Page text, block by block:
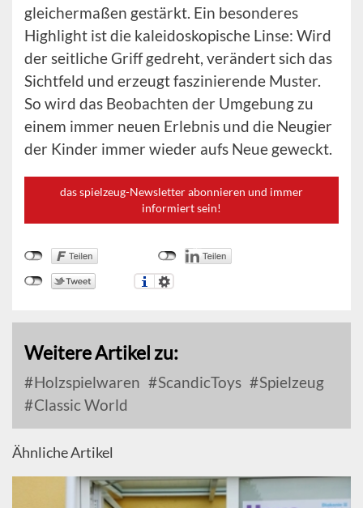
gleichermaßen gestärkt. Ein besonderes
Highlight ist die kaleidoskopische Linse: Wird
der seitliche Griff gedreht, verändert sich das
Sichtfeld und erzeugt faszinierende Muster.
So wird das Beobachten der Umgebung zu
einem immer neuen Erlebnis und die Neugier
der Kinder immer wieder aufs Neue geweckt.
das spielzeug-Newsletter abonnieren und immer
informiert sein!
Weitere Artikel zu:
Holzspielwaren ScandicToys
Spielzeug
Classic World
Ähnliche Artikel